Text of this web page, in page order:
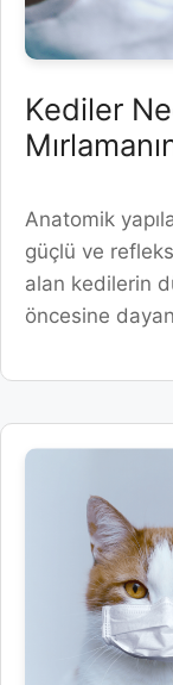
Kediler
Anatomik
güçlü ve
alan kedilerin
öncesine